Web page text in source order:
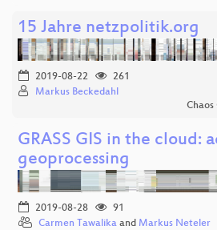
15 Jahre netzpolitik.org
2019-08-22
261
Markus Beckedahl
GRASS GIS in the cloud:
geoprocessing
2019-08-28
91
Carmen Tawalika and Markus Neteler